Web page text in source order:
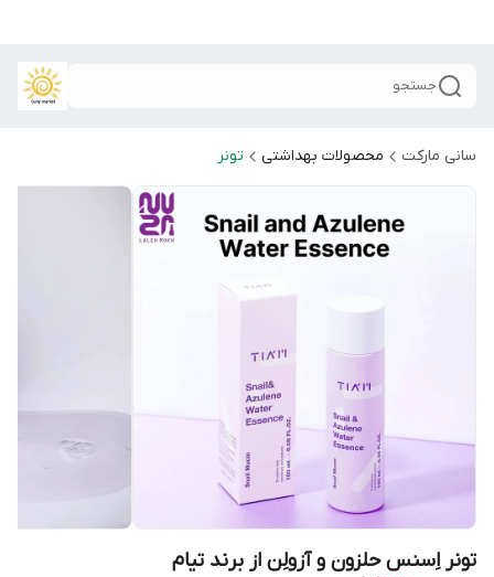
جستجو
سانی مارکت محصولات بهداشتی تونر
تونر اِسنس حلزون و آزولِن از برند تیام